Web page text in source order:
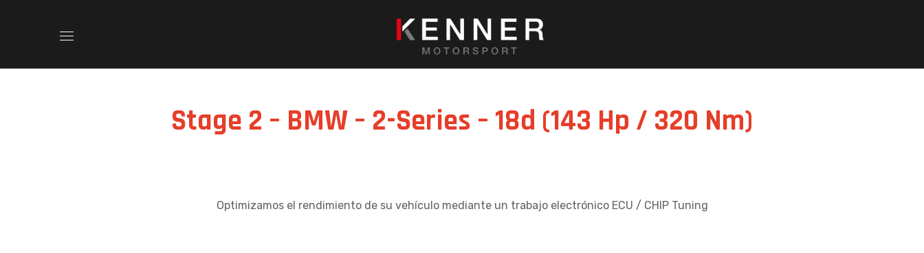
Stage 2 – BMW – 2-Series – 18d (143 Hp / 320 Nm)
Optimizamos el rendimiento de su vehículo mediante un trabajo electrónico ECU / CHIP Tuning